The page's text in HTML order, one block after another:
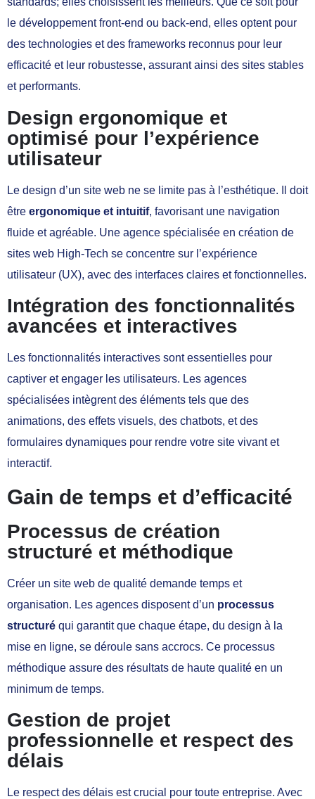
le développement front-end ou back-end, elles optent pour
des technologies et des frameworks reconnus pour leur
efficacité et leur robustesse, assurant ainsi des sites stables
et performants.
Design ergonomique et
optimisé pour l’expérience
utilisateur
Le design d’un site web ne se limite pas à l’esthétique. Il doit
être ergonomique et intuitif, favorisant une navigation
fluide et agréable. Une agence spécialisée en création de
sites web High-Tech se concentre sur l’expérience
utilisateur (UX), avec des interfaces claires et fonctionnelles.
Intégration des fonctionnalités
avancées et interactives
Les fonctionnalités interactives sont essentielles pour
captiver et engager les utilisateurs. Les agences
spécialisées intègrent des éléments tels que des
animations, des effets visuels, des chatbots, et des
formulaires dynamiques pour rendre votre site vivant et
interactif.
Gain de temps et d’efficacité
Processus de création
structuré et méthodique
Créer un site web de qualité demande temps et
organisation. Les agences disposent d’un processus
structuré qui garantit que chaque étape, du design à la
mise en ligne, se déroule sans accrocs. Ce processus
méthodique assure des résultats de haute qualité en un
minimum de temps.
Gestion de projet
professionnelle et respect des
délais
Le respect des délais est crucial pour toute entreprise. Avec